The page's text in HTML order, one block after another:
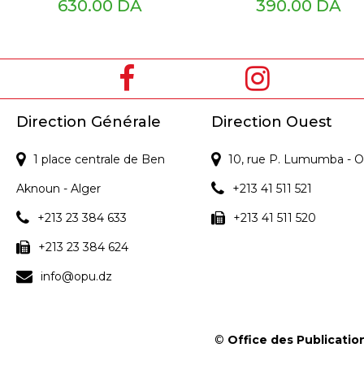
630.00 DA 390.00 DA
Direction Générale
1 place centrale de Ben
Aknoun - Alger
+213 23 384 633
+213 23 384 624
info@opu.dz
Direction Ouest
10, rue P. Lumumba -
+213 41 511 521
+213 41 511 520
© Office des